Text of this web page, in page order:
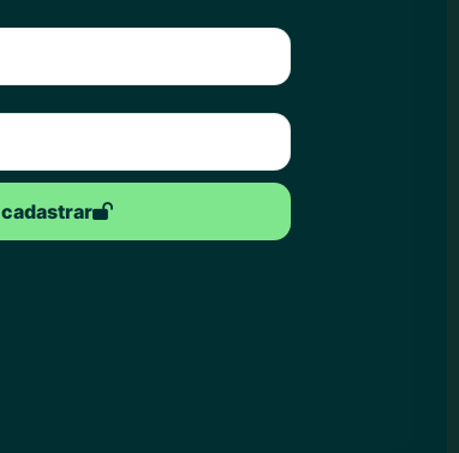
cadastrar